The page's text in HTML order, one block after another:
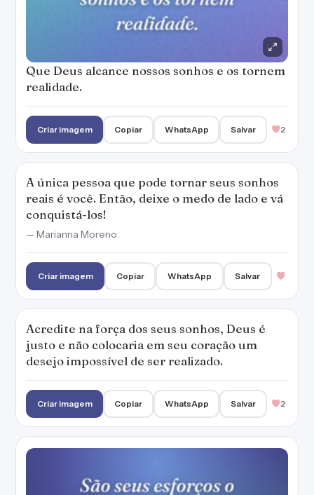
Que Deus alcance nossos sonhos e os tornem
realidade.
Criar imagem Copiar WhatsApp Salvar 2
A única pessoa que pode tornar seus sonhos
reais é você. Então, deixe o medo de lado e vá
conquistá-los!
— Marianna Moreno
Criar imagem Copiar WhatsApp Salvar
Acredite na força dos seus sonhos, Deus é
justo e não colocaria em seu coração um
desejo impossível de ser realizado.
Criar imagem Copiar WhatsApp Salvar 2